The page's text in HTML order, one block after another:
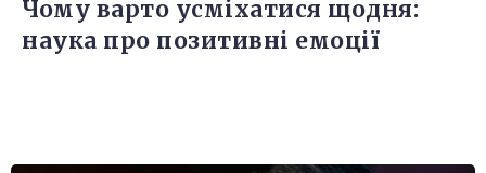
Чому варто усміхатися щодня:
наука про позитивні емоції